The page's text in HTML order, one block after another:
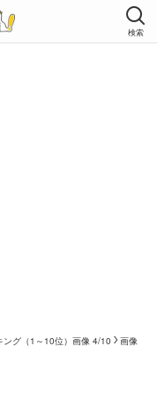
検索
ング（1～10位）画像 4/10
画像